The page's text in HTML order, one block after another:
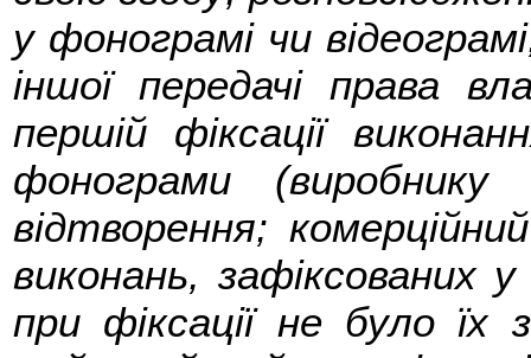
у фонограмі чи
іншої передачі права
першій фіксації
фонограми (виробнику
відтворення;
виконань, зафіксованих
при фіксації не було їх